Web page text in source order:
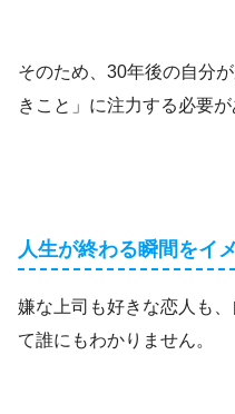
そのため、30年後の自分
きこと」に注力する必要が
人生が終わる瞬間をイ
嫌な上司も好きな恋人も
て誰にもわかりません。